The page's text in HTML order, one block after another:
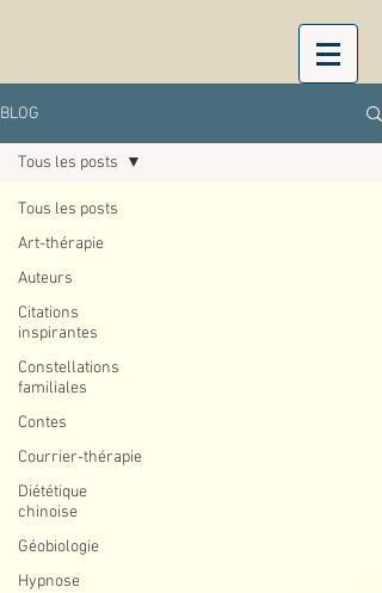
BLOG
Tous les posts
Art-thérapie
Auteurs
Citations
inspirantes
Constellations
familiales
Contes
Courrier-thérapie
Diététique
chinoise
Géobiologie
Hypnose
Tous les posts